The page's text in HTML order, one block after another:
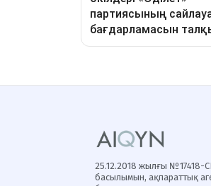
25.12.2018 жылғы №17418-
басылымын, ақпараттық